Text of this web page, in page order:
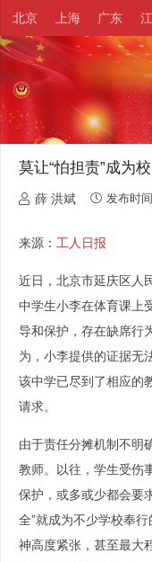
北京 上海 广东
莫让“怕担责”成为
薛 洪斌 发布时
来源： 工人日报
近日，北京市延庆区人
中学生小李在体育课上
导和保护，存在缺席行
为，小李提供的证据无
该中学已尽到了相应的
请求。
由于责任分摊机制不明
教师。以往，学生受伤
保护，或多或少都会要
全”就成为不少学校奉
神高度紧张，甚至最大